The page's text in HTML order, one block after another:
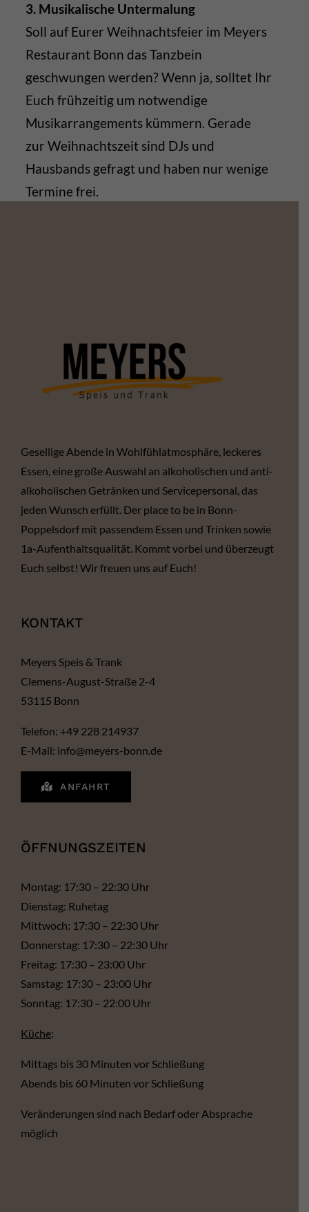
3. Musikalische Untermalung
Soll auf Eurer Weihnachtsfeier im Meyers
Restaurant Bonn das Tanzbein
geschwungen werden? Wenn ja, solltet Ihr
Euch frühzeitig um notwendige
Musikarrangements kümmern. Gerade
zur Weihnachtszeit sind DJs und
Hausbands gefragt und haben nur wenige
Termine frei.
Gesellige Abende in Wohlfühlatmosphäre, leckeres
Essen, eine große Auswahl an alkoholischen und anti-
alkoholischen Getränken und Servicepersonal, das
jeden Wunsch erfüllt. Der place to be in Bonn-
Poppelsdorf mit passendem Essen und Trinken sowie
1a-Aufenthaltsqualität. Kommt vorbei und überzeugt
Euch selbst! Wir freuen uns auf Euch!
KONTAKT
Meyers Speis & Trank
Clemens-August-Straße 2-4
53115 Bonn
Telefon: +49 228 214937
E-Mail: info@meyers-bonn.de
ANFAHRT
ÖFFNUNGSZEITEN
Montag: 17:30 – 22:30 Uhr
Dienstag: Ruhetag
Mittwoch: 17:30 – 22:30 Uhr
Donnerstag: 17:30 – 22:30 Uhr
Freitag: 17:30 – 23:00 Uhr
Samstag: 17:30 – 23:00 Uhr
Sonntag: 17:30 – 22:00 Uhr
Küche:
Mittags bis 30 Minuten vor Schließung
Abends bis 60 Minuten vor Schließung
Veränderungen sind nach Bedarf oder Absprache
möglich